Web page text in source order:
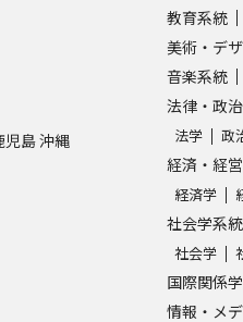
児島沖縄
教育系統
美術・デ
音楽系統
法律・政
法学 政
経済・経
経済学
社会学系統
社会学
国際関係
情報・メ